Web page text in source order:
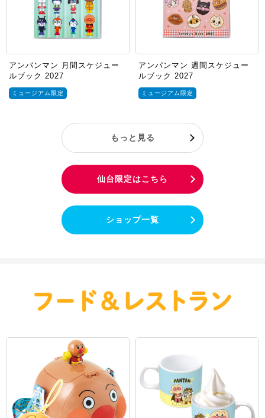
アンパンマン 月間スケジュー
ルブック 2027
ミュージアム限定
アンパンマン 週間スケジュー
ルブック 2027
ミュージアム限定
もっと見る
仙台限定はこちら
ショップ一覧